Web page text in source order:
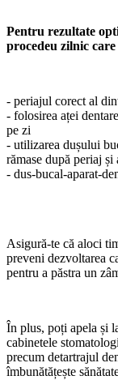
Pentru rezultate
procedeu zilnic
- periajul corect al
- folosirea aței
pe zi
- utilizarea dușului
rămase după periaj și
- dus-bucal-aparat-
Asigură-te că aloci
preveni dezvoltarea
pentru a păstra un
În plus, poți apela și
cabinetele
precum detartrajul
îmbunătățește